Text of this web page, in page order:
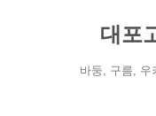
대포
바둥, 구름, 우